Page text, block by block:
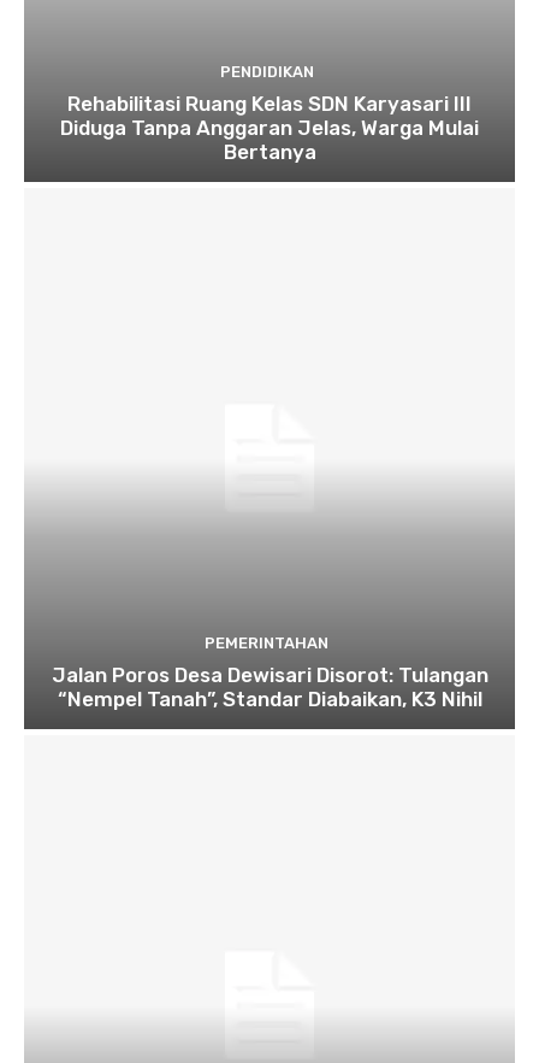
PENDIDIKAN
Rehabilitasi Ruang Kelas SDN Karyasari III
Diduga Tanpa Anggaran Jelas, Warga Mulai
Bertanya
PEMERINTAHAN
Jalan Poros Desa Dewisari Disorot: Tulangan
“Nempel Tanah”, Standar Diabaikan, K3 Nihil